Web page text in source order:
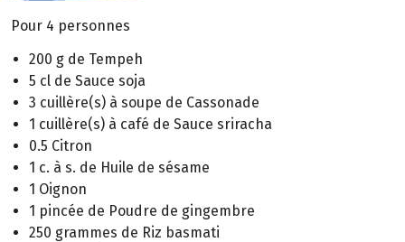
Pour 4 personnes
200 g de Tempeh
5 cl de Sauce soja
3 cuillère(s) à soupe de Cassonade
1 cuillère(s) à café de Sauce sriracha
0.5 Citron
1 c. à s. de Huile de sésame
1 Oignon
1 pincée de Poudre de gingembre
250 grammes de Riz basmati